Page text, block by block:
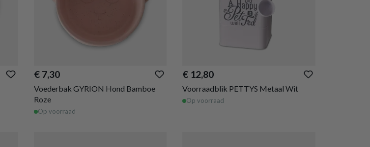
€ 7,30
Voederbak GYRION Hond Bamboe
Roze
Op voorraad
€ 12,80
Voorraadblik PETTYS Metaal Wit
Op voorraad